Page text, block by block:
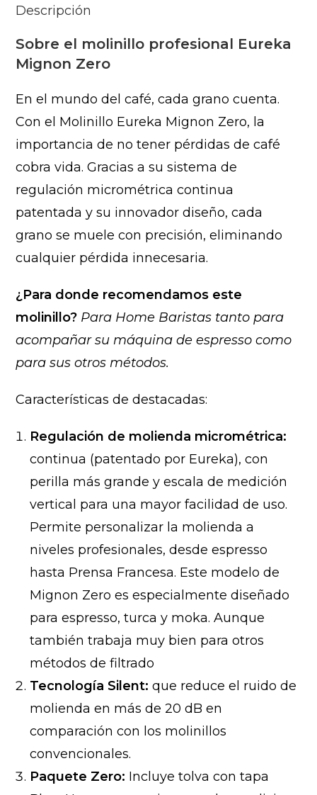
Descripción
Sobre el molinillo profesional Eureka
Mignon Zero
En el mundo del café, cada grano cuenta.
Con el Molinillo Eureka Mignon Zero, la
importancia de no tener pérdidas de café
cobra vida. Gracias a su sistema de
regulación micrométrica continua
patentada y su innovador diseño, cada
grano se muele con precisión, eliminando
cualquier pérdida innecesaria.
¿Para donde recomendamos este
molinillo? Para Home Baristas tanto para
acompañar su máquina de espresso como
para sus otros métodos.
Características de destacadas:
Regulación de molienda micrométrica:
continua (patentado por Eureka), con
perilla más grande y escala de medición
vertical para una mayor facilidad de uso.
Permite personalizar la molienda a
niveles profesionales, desde espresso
hasta Prensa Francesa. Este modelo de
Mignon Zero es especialmente diseñado
para espresso, turca y moka. Aunque
también trabaja muy bien para otros
métodos de filtrado
Tecnología Silent: que reduce el ruido de
molienda en más de 20 dB en
comparación con los molinillos
convencionales.
Paquete Zero: Incluye tolva con tapa